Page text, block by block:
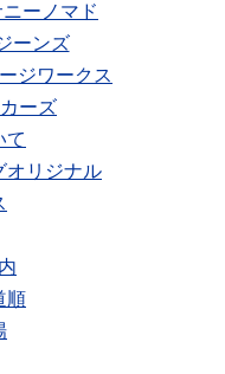
ーノマド
ーンズ
ジワークス
ーズ
て
オリジナル
順